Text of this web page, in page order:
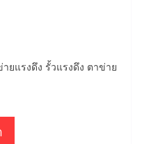
ยแรงดึง รั้วแรงดึง ตาข่าย